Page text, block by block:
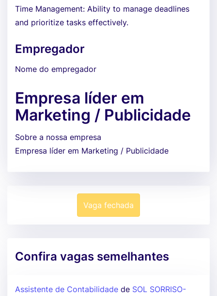
Time Management: Ability to manage deadlines
and prioritize tasks effectively.
Empregador
Nome do empregador
Empresa líder em
Marketing / Publicidade
Sobre a nossa empresa
Empresa líder em Marketing / Publicidade
Vaga fechada
Confira vagas semelhantes
Assistente de Contabilidade de SOL SORRISO-